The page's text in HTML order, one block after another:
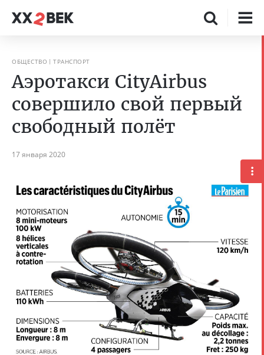
ОБЩЕСТВО ТРАНСПОРТ
Аэротакси CityAirbus
совершило свой первый
свободный полёт
17 января 2020